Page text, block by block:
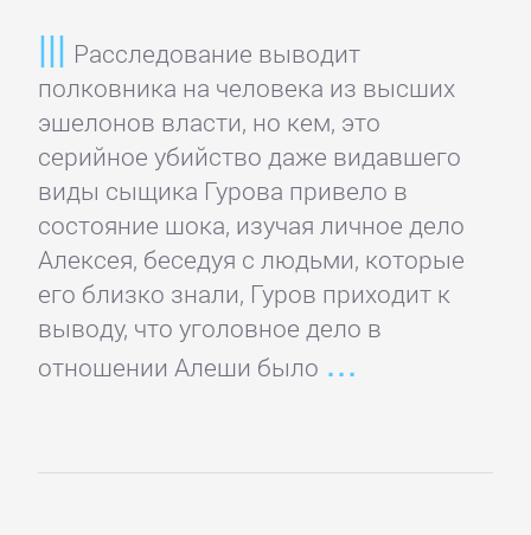
Расследование выводит
полковника на человека из высших
эшелонов власти, но кем, это
серийное убийство даже видавшего
виды сыщика Гурова привело в
состояние шока, изучая личное дело
Алексея, беседуя с людьми, которые
его близко знали, Гуров приходит к
выводу, что уголовное дело в
отношении Алеши было
Зарубежная
фантастика
Зарубежное
фэнтези
Зарубежные
детективы
Зарубежные